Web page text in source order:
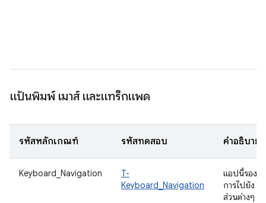
แป้นพิมพ์ เมาส์ และแทร็กแพด
รหัสหลักเกณฑ์ รหัสทดสอบ คำอธิบาย
Keyboard_Navigation
T-
Keyboard_Navigation
แอปนี้รองรั
การไปยัง
ส่วนต่างๆ